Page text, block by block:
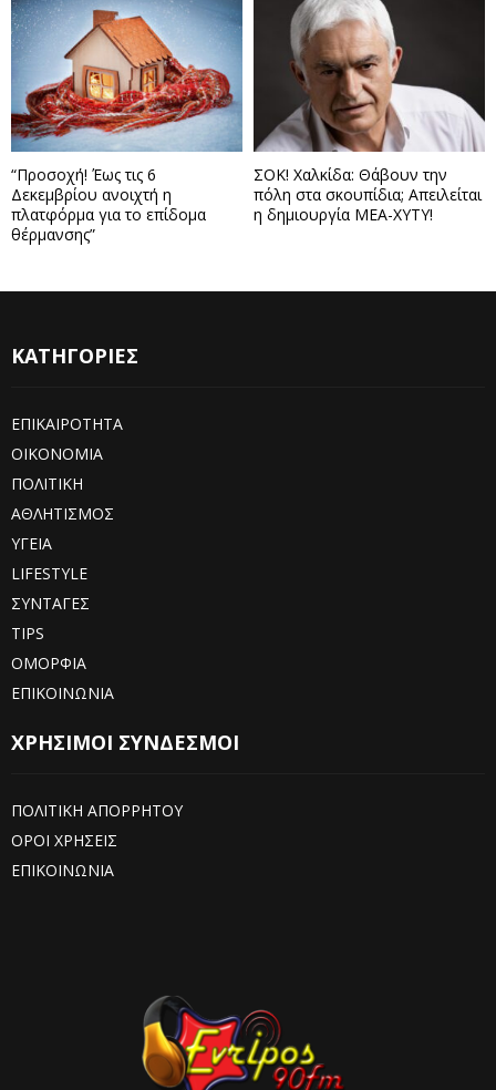
“Προσοχή! Έως τις 6
Δεκεμβρίου ανοιχτή η
πλατφόρμα για το επίδομα
θέρμανσης”
ΣΟΚ! Χαλκίδα: Θάβουν την
πόλη στα σκουπίδια; Απειλείται
η δημιουργία ΜΕΑ-ΧΥΤΥ!
ΚΑΤΗΓΟΡΙΕΣ
ΕΠΙΚΑΙΡΟΤΗΤΑ
ΟΙΚΟΝΟΜΙΑ
ΠΟΛΙΤΙΚΗ
ΑΘΛΗΤΙΣΜΟΣ
ΥΓΕΙΑ
LIFESTYLE
ΣΥΝΤΑΓΕΣ
TIPS
ΟΜΟΡΦΙΑ
ΕΠΙΚΟΙΝΩΝΙΑ
ΧΡΗΣΙΜΟΙ ΣΥΝΔΕΣΜΟΙ
ΠΟΛΙΤΙΚΗ ΑΠΟΡΡΗΤΟΥ
ΟΡΟΙ ΧΡΗΣΕΙΣ
ΕΠΙΚΟΙΝΩΝΙΑ